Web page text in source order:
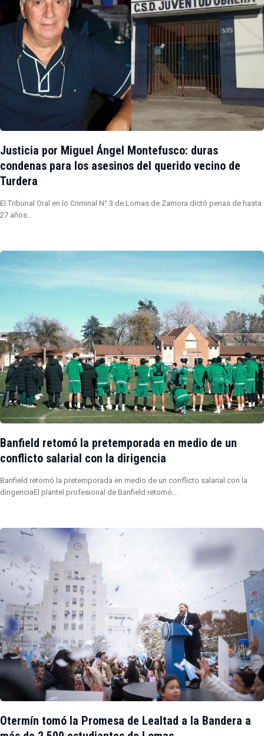
Justicia por Miguel Ángel Montefusco: duras
condenas para los asesinos del querido vecino de
Turdera
El Tribunal Oral en lo Criminal N° 3 de Lomas de Zamora dictó penas de hasta
27 años…
Banfield retomó la pretemporada en medio de un
conflicto salarial con la dirigencia
Banfield retomó la pretemporada en medio de un conflicto salarial con la
dirigenciaEl plantel profesional de Banfield retomó…
Otermín tomó la Promesa de Lealtad a la Bandera a